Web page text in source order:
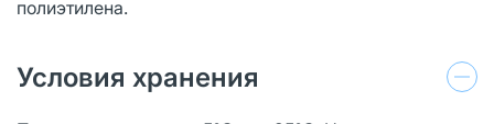
полиэтилена.
Условия хранения